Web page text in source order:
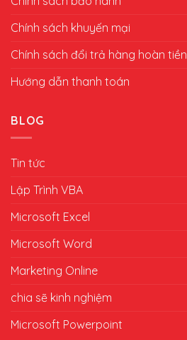
Chính sách khuyến mại
Chính sách đổi trả hàng hoàn tiền
Hướng dẫn thanh toán
BLOG
Tin tức
Lập Trình VBA
Microsoft Excel
Microsoft Word
Marketing Online
chia sẽ kinh nghiệm
Microsoft Powerpoint